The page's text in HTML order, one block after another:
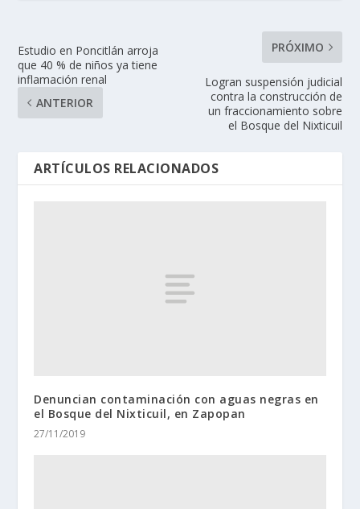
Estudio en Poncitlán arroja
que 40 % de niños ya tiene
inflamación renal
ANTERIOR
PRÓXIMO
Logran suspensión judicial
contra la construcción de
un fraccionamiento sobre
el Bosque del Nixticuil
ARTÍCULOS RELACIONADOS
Denuncian contaminación con aguas negras en
el Bosque del Nixticuil, en Zapopan
27/11/2019